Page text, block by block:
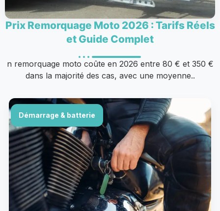
Prix Remorquage Moto 2026 : Tarifs Réels
et Guide Complet
n remorquage moto coûte en 2026 entre 80 € et 350 €
dans la majorité des cas, avec une moyenne..
Démarrage & batterie